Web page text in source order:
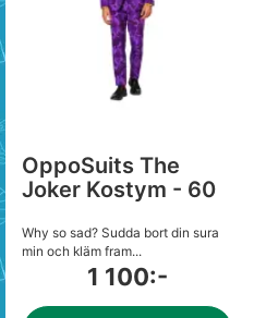
OppoSuits The
Joker Kostym - 60
Why so sad? Sudda bort din sura
min och kläm fram...
1 100:-